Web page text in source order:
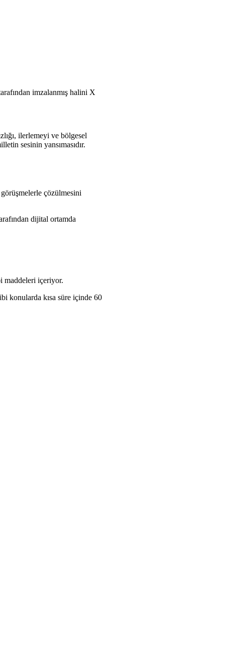
imzalanmış halini X
ilerlemeyi ve bölgesel
sesinin yansımasıdır.
görüşmelerle çözülmesini
dijital ortamda
maddeleri içeriyor.
konularda kısa süre içinde 60